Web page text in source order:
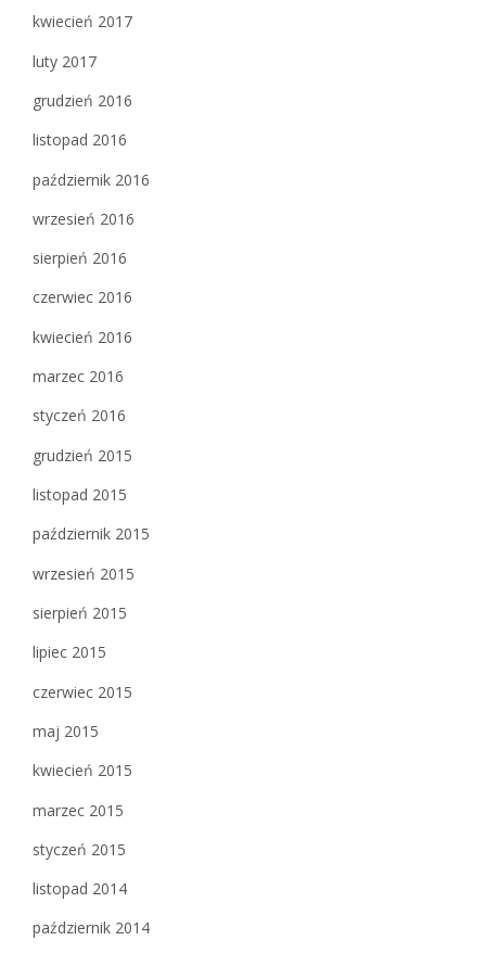
kwiecień 2017
luty 2017
grudzień 2016
listopad 2016
październik 2016
wrzesień 2016
sierpień 2016
czerwiec 2016
kwiecień 2016
marzec 2016
styczeń 2016
grudzień 2015
listopad 2015
październik 2015
wrzesień 2015
sierpień 2015
lipiec 2015
czerwiec 2015
maj 2015
kwiecień 2015
marzec 2015
styczeń 2015
listopad 2014
październik 2014